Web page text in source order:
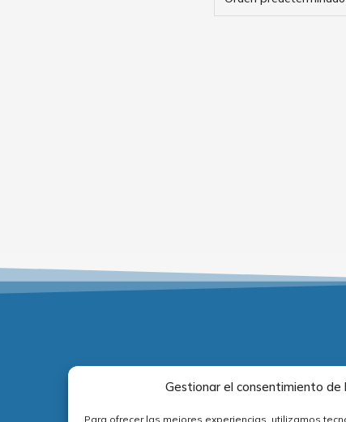
Gestionar el consentimiento de
Para ofrecer las mejores experiencias, utilizamos
Adecuación normativa